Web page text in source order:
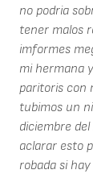
no podria
tener malos
imformes
mi hermana
paritoris con
tubimos un
diciembre
aclarar esto
robada si